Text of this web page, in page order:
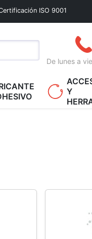
ISO 9001
De lunes a
Y